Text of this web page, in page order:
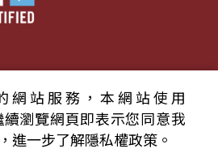
央廣播電臺 版權所有
服務條款 隱私權條款
網站服務，本網站使用
續瀏覽網頁即表示您同意我
進一步了解隱私權政策。